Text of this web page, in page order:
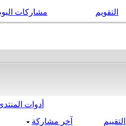
التقويم
مشاركات اليوم
أدوات المنتدى
آخر مشاركة